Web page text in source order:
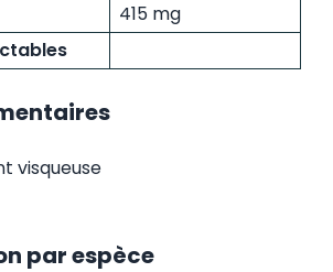
415 mg
visqueuse
par espèce